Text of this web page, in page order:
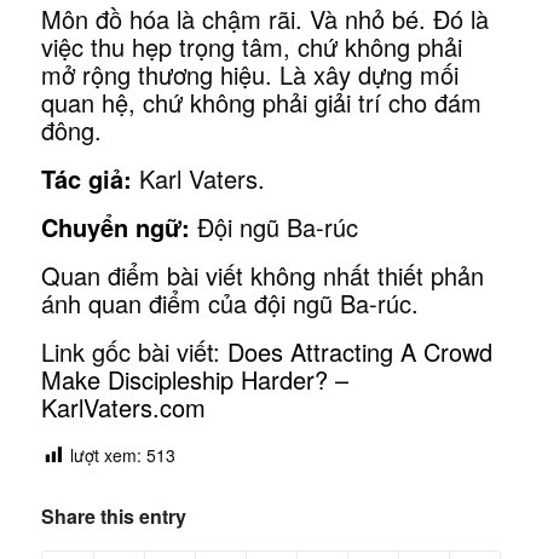
Môn đồ hóa là chậm rãi. Và nhỏ bé. Đó là
việc thu hẹp trọng tâm, chứ không phải
mở rộng thương hiệu. Là xây dựng mối
quan hệ, chứ không phải giải trí cho đám
đông.
Tác giả: Karl Vaters.
Chuyển ngữ: Đội ngũ Ba-rúc
Quan điểm bài viết không nhất thiết phản
ánh quan điểm của đội ngũ Ba-rúc.
Link gốc bài viết: Does Attracting A Crowd
Make Discipleship Harder? –
KarlVaters.com
lượt xem: 513
Share this entry